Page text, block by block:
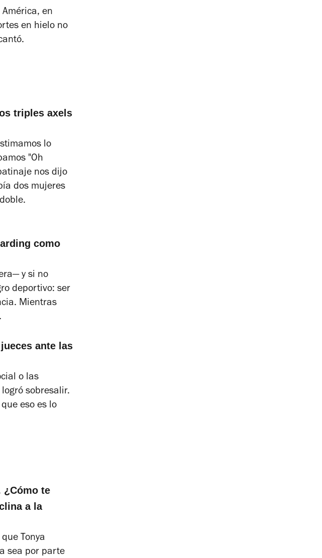
en
en hielo no
triples axels
lo
"Oh
nos dijo
dos mujeres
como
y si no
deportivo: ser
Mientras
ante las
o las
sobresalir.
eso es lo
¿Cómo te
a la
Tonya
sea por parte